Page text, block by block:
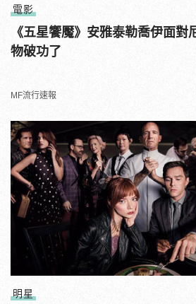
電影
《五星饗魘》安雅泰勒喬伊面對
物破功了
MF流行速報
明星